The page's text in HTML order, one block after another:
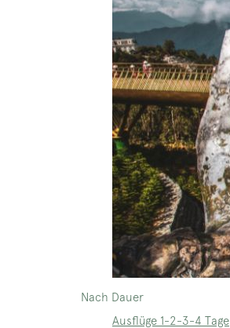
Nach Dauer
Ausflüge 1-2-3-4 Tage